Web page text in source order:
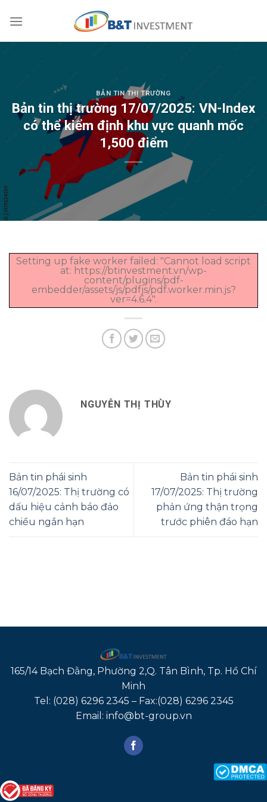
BẢN TIN THỊ TRƯỜNG
Bản tin thị trường 17/07/2025: VN-Index
có thể kiểm định khu vực quanh mốc
1,500 điểm
Setting up fake worker failed: "Cannot load script
at: https://btinvestment.vn/wp-
content/plugins/pdf-
embedder/assets/js/pdfjs/pdf.worker.min.js?
ver=4.6.4".
NGUYỄN THỊ THÙY
Bản tin phái sinh
16/07/2025: Thị trường có
dấu hiệu cảnh báo đảo
chiều ngắn hạn
Bản tin phái sinh
17/07/2025: Thị trường
phản ứng thận trọng
trước phiên đáo hạn
165/14 Bạch Đằng, Phường 2,Q. Tân Bình, Tp. Hồ Chí
Minh
Tel: (028) 6296 2345 – Fax:(028) 6296 2345
Email: info@bt-group.vn